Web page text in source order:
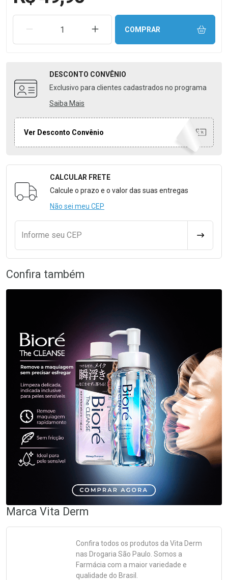
REMOVER UMA UNIDADEAUMENTAR UMA UNIDADE
COMPRAR
DESCONTO CONVÊNIO
Exclusivo para clientes cadastrados no programa
Saiba Mais
Ver Desconto Convênio
Formulário para Calcular o Frete
CALCULAR FRETE
Calcule o prazo e o valor das suas entregas
Não sei meu CEP
Informe seu CEP
Confira também
Marca Vita Derm
Confira todos os produtos da Vita Derm
nas Drogaria São Paulo. Somos a
Farmácia com a maior variedade e
qualidade do Brasil.